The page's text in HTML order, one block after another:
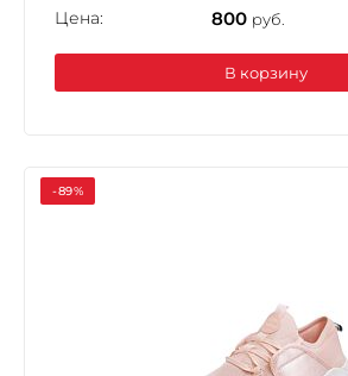
Цена: 800 руб.
В корзину
-89%